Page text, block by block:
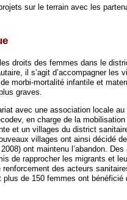
sur le terrain avec les
droits des femmes dans le
il s’agit d’accompagner les
morbi-mortalité infantile et
graves.
avec une association locale
en charge de la
et un villages du district
villages ont ainsi décidé
ont maintenu l’abandon.
de rapprocher les migrants et
renforcement des acteurs
de 150 femmes ont bénéficié